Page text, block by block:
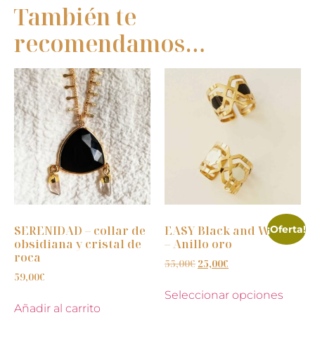
También te
recomendamos…
SERENIDAD – collar de
obsidiana y cristal de
roca
59,00€
Añadir al carrito
¡Oferta!
EASY Black and White
– Anillo oro
55,00€ 25,00€
Seleccionar opciones